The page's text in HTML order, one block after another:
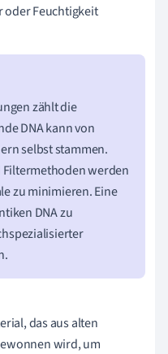
oder Feuchtigkeit
zählt die
DNA kann von
selbst stammen.
Filtermethoden werden
zu minimieren. Eine
DNA zu
das aus alten
wird, um